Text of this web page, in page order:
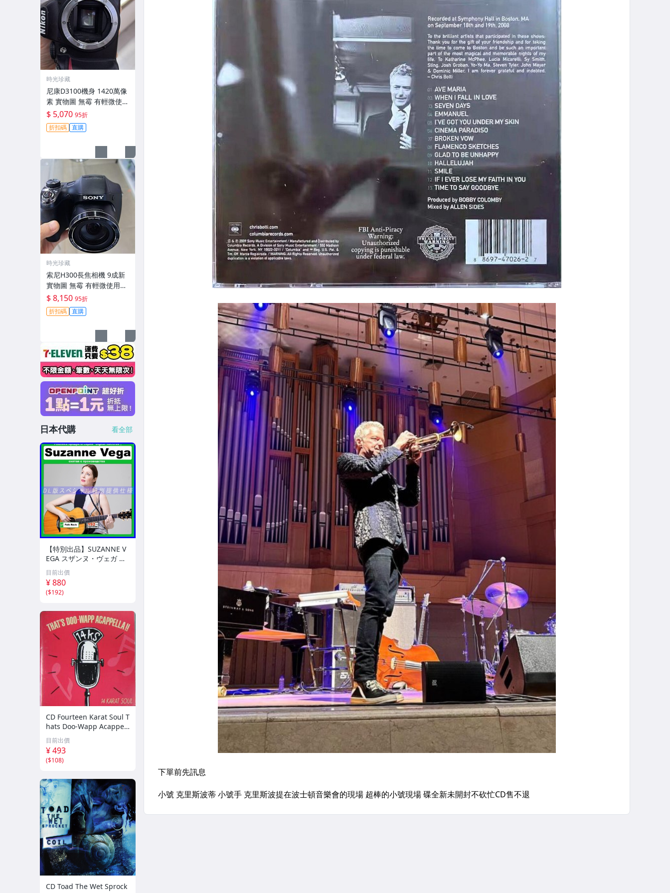
時光珍藏
尼康D3100機身 1420萬像
素 實物圖 無霉 有輕微使用
痕跡 機身原裝 無拆修無翻
新 臨-343
$ 5,070 95折
折扣碼 直購
時光珍藏
索尼H300長焦相機 9成新
實物圖 無霉 有輕微使用痕
跡 機身鏡頭原裝 無拆修無
翻新-3430
$ 8,150 95折
折扣碼 直購
日本代購 看全部
【特別出品】SUZANNE V
EGA スザンヌ・ヴェガ 精
選集 100歌 音楽DL(MP3C
D)☆
目前出價
¥ 880
($192)
CD Fourteen Karat Soul T
hats Doo-Wapp Acappell
a PCCY00374 Canyon Int
ernational /00110
目前出價
¥ 493
($108)
CD Toad The Wet Sprock